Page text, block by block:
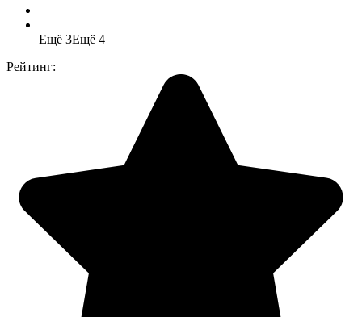
Ещё 3Ещё 4
Рейтинг: